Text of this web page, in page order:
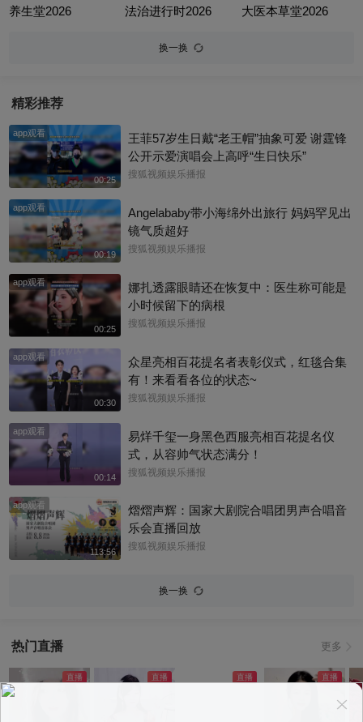
养生堂2026 法治进行时2026 大医本草堂2026
换一换
精彩推荐
app观看
00:25
王菲57岁生日戴“老王帽”抽象可爱 谢霆锋
公开示爱演唱会上高呼“生日快乐”
搜狐视频娱乐播报
app观看
00:19
Angelababy带小海绵外出旅行 妈妈罕见出
镜气质超好
搜狐视频娱乐播报
app观看
00:25
娜扎透露眼睛还在恢复中：医生称可能是
小时候留下的病根
搜狐视频娱乐播报
app观看
00:30
众星亮相百花提名者表彰仪式，红毯合集
有！来看看各位的状态~
搜狐视频娱乐播报
app观看
00:14
易烊千玺一身黑色西服亮相百花提名仪
式，从容帅气状态满分！
搜狐视频娱乐播报
app观看
113:56
熠熠声辉：国家大剧院合唱团男声合唱音
乐会直播回放
搜狐视频娱乐播报
换一换
热门直播 更多